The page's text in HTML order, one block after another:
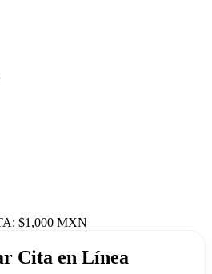
$1,000 MXN
Cita en Línea